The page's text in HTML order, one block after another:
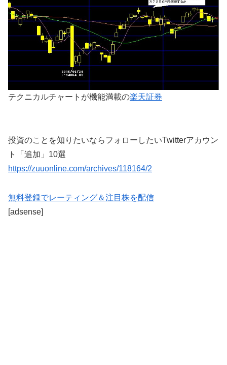
テクニカルチャートが機能満載の楽天証券
投資のことを知りたいならフォローしたいTwitterアカウン
ト「追加」10選
https://zuuonline.com/archives/118164/2
無料登録でレーティング＆注目株を配信
[adsense]